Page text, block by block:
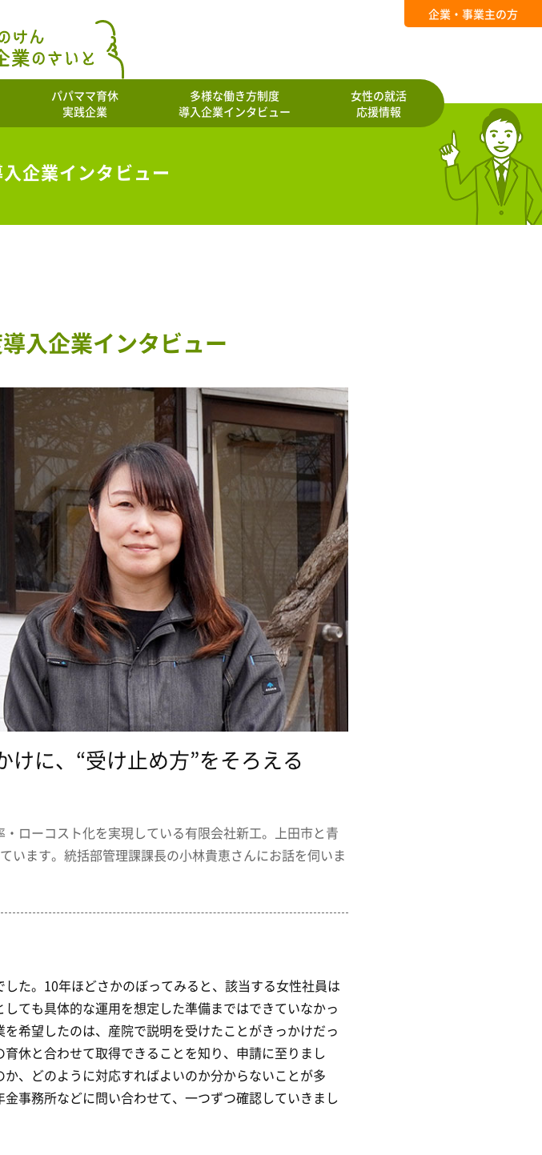
パパママ育休
実践企業
多様な働き方制度
導入企業インタビュー
女性の就活
応援情報
企業・事業主の方
企業インタビュー
入企業インタビュー
に、“受け止め方”をそろえる
ローコスト化を実現している有限会社新工。上田市と青
います。統括部管理課課長の小林貴恵さんにお話を伺いま
た。10年ほどさかのぼってみると、該当する女性社員は
ても具体的な運用を想定した準備まではできていなかっ
希望したのは、産院で説明を受けたことがきっかけだっ
休と合わせて取得できることを知り、申請に至りまし
、どのように対応すればよいのか分からないことが多
事務所などに問い合わせて、一つずつ確認していきまし